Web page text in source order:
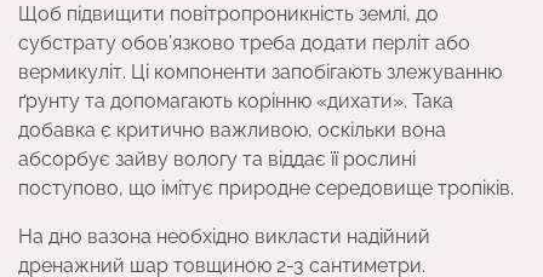
Щоб підвищити повітропроникність землі, до
субстрату обов’язково треба додати перліт або
вермикуліт. Ці компоненти запобігають злежуванню
ґрунту та допомагають корінню «дихати». Така
добавка є критично важливою, оскільки вона
абсорбує зайву вологу та віддає її рослині
поступово, що імітує природне середовище тропіків.
На дно вазона необхідно викласти надійний
дренажний шар товщиною 2-3 сантиметри.